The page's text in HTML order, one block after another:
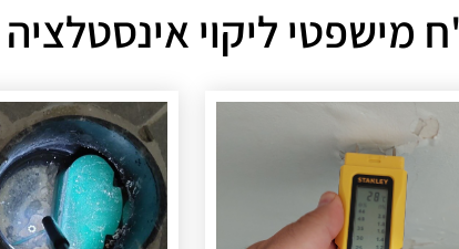
מישפטי ליקוי אינסטלציה